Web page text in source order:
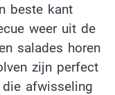
beste kant
weer uit de
salades horen
zijn perfect
afwisseling